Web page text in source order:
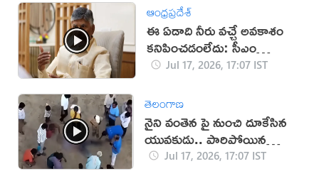
ఆంధ్రప్రదేశ్
ఈ ఏడాది నీరు వచ్చే అవకాశం
కనిపించడంలేదు: సీఎం
చంద్రబాబు
Jul 17, 2026, 17:07 IST
తెలంగాణ
నైని వంతెన పై నుంచి దూకేసిన
యువకుడు.. పారిపోయిన
యువతి!
Jul 17, 2026, 17:07 IST